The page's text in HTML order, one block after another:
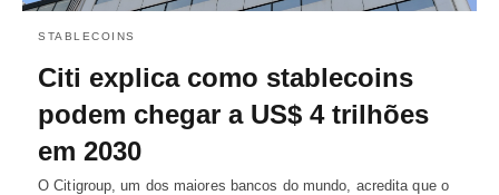
STABLECOINS
Citi explica como stablecoins
podem chegar a US$ 4 trilhões
em 2030
O Citigroup, um dos maiores bancos do mundo, acredita que o